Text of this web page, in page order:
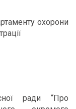
охорони
ради “Про